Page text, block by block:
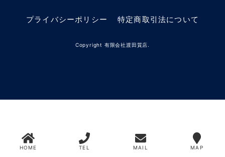
プライバシーポリシー 特定商取引法について
Copyright 有限会社渡田質店.
HOME TEL MAIL MAP